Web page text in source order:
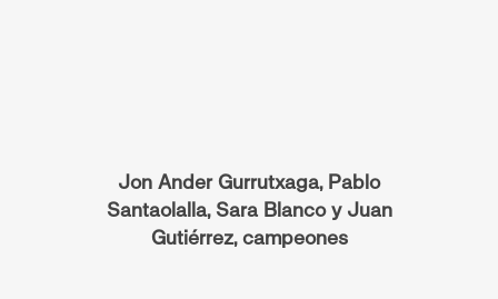
Jon Ander Gurrutxaga, Pablo
Santaolalla, Sara Blanco y Juan
Gutiérrez, campeones